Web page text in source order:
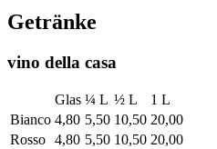
Getränke
vino della casa
Glas ¼ L ½ L
1 L
Bianco 4,80 5,50 10,50 20,00
Rosso 4,80 5,50 10,50 20,00